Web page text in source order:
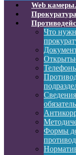
Web
Что
Формы